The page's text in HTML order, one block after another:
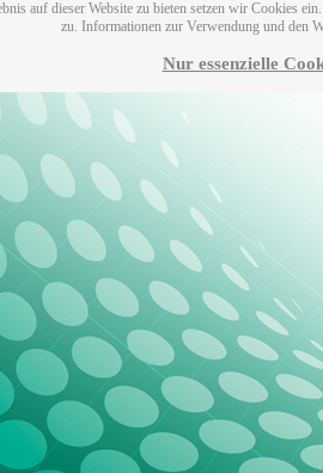
auf dieser Website zu bieten setzen wir Cookies
zu. Informationen zur Verwendung und den
Nur essenzielle